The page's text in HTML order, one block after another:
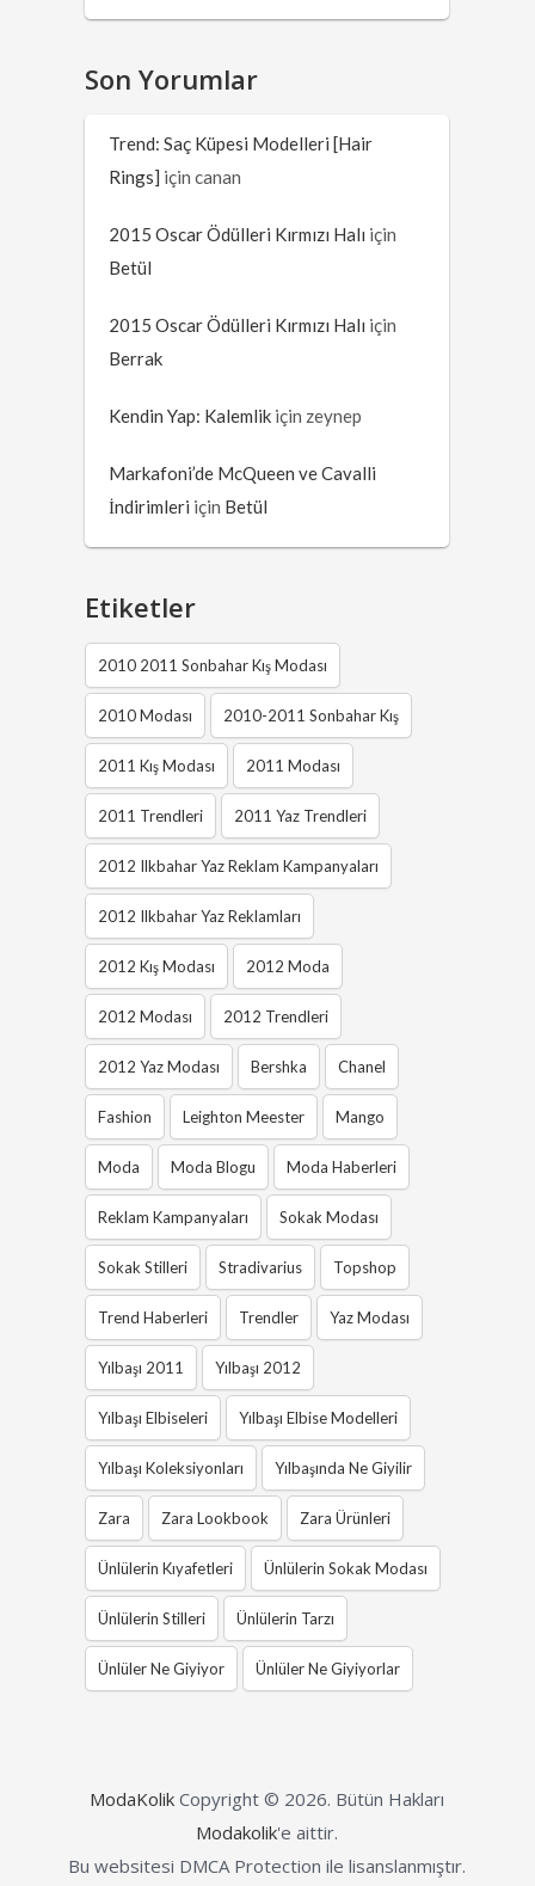
Son Yorumlar
Trend: Saç Küpesi Modelleri [Hair
Rings] içincanan
2015 Oscar Ödülleri Kırmızı Halı için
Betül
2015 Oscar Ödülleri Kırmızı Halı için
Berrak
Kendin Yap: Kalemlik için zeynep
Markafoni’de McQueen ve Cavalli
İndirimleri için Betül
Etiketler
2010 2011 Sonbahar Kış Modası
2010 Modası 2010-2011 Sonbahar Kış
2011 Kış Modası 2011 Modası
2011 Trendleri 2011 Yaz Trendleri
2012 Ilkbahar Yaz Reklam Kampanyaları
2012 Ilkbahar Yaz Reklamları
2012 Kış Modası 2012 Moda
2012 Modası 2012 Trendleri
2012 Yaz Modası Bershka Chanel
Fashion Leighton Meester Mango
Moda Moda Blogu Moda Haberleri
Reklam Kampanyaları Sokak Modası
Sokak Stilleri Stradivarius Topshop
Trend Haberleri Trendler Yaz Modası
Yılbaşı 2011 Yılbaşı 2012
Yılbaşı Elbiseleri Yılbaşı Elbise Modelleri
Yılbaşı Koleksiyonları Yılbaşında Ne Giyilir
Zara Zara Lookbook Zara Ürünleri
Ünlülerin Kıyafetleri Ünlülerin Sokak Modası
Ünlülerin Stilleri Ünlülerin Tarzı
Ünlüler Ne Giyiyor Ünlüler Ne Giyiyorlar
ModaKolik Copyright © 2026. Bütün Hakları
Modakolik'e aittir.
Bu websitesi DMCA Protection ile lisanslanmıştır.